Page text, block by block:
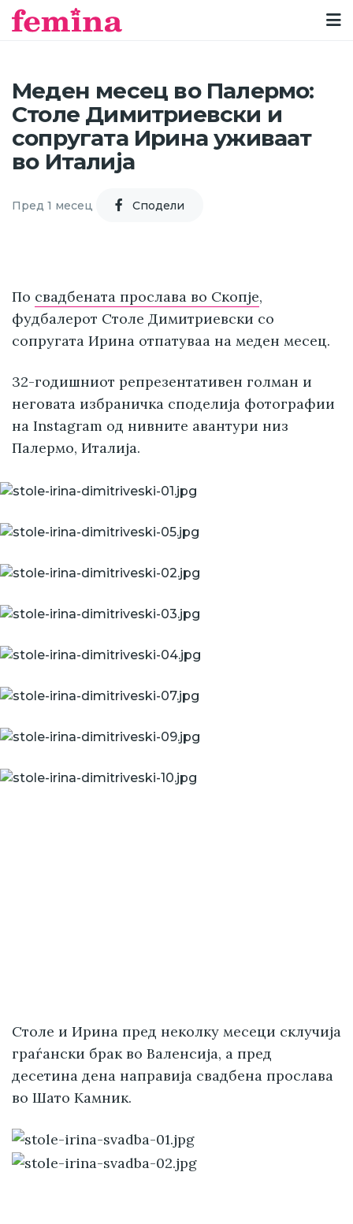
Меден месец во Палермо:
Столе Димитриевски и
сопругата Ирина уживаат
во Италија
Пред 1 месец Cподели
По свадбената прослава во Скопје,
фудбалерот Столе Димитриевски со
сопругата Ирина отпатуваа на меден месец.
32-годишниот репрезентативен голман и
неговата избраничка споделија фотографии
на Instagram од нивните авантури низ
Палермо, Италија.
Столе и Ирина пред неколку месеци склучија
граѓански брак во Валенсија, а пред
десетина дена направија свадбена прослава
во Шато Камник.